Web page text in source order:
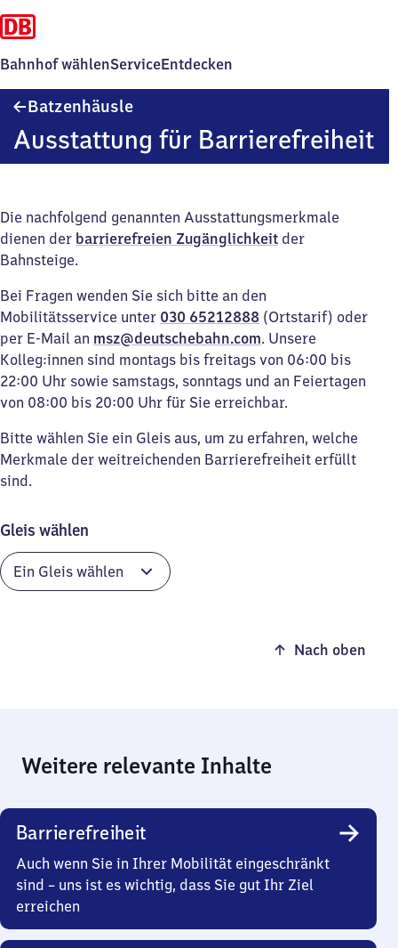
Bahnhof wählenServiceEntdecken
Batzenhäusle
Ausstattung für Barrierefreiheit
Die nachfolgend genannten Ausstattungsmerkmale
dienen der barrierefreien Zugänglichkeit der
Bahnsteige.
Bei Fragen wenden Sie sich bitte an den
Mobilitätsservice unter 030 65212888 (Ortstarif) oder
per E-Mail an msz@deutschebahn.com. Unsere
Kolleg:innen sind montags bis freitags von 06:00 bis
22:00 Uhr sowie samstags, sonntags und an Feiertagen
von 08:00 bis 20:00 Uhr für Sie erreichbar.
Bitte wählen Sie ein Gleis aus, um zu erfahren, welche
Merkmale der weitreichenden Barrierefreiheit erfüllt
sind.
Gleis wählen
Nach oben
Weitere relevante Inhalte
Barrierefreiheit
Auch wenn Sie in Ihrer Mobilität eingeschränkt
sind – uns ist es wichtig, dass Sie gut Ihr Ziel
erreichen